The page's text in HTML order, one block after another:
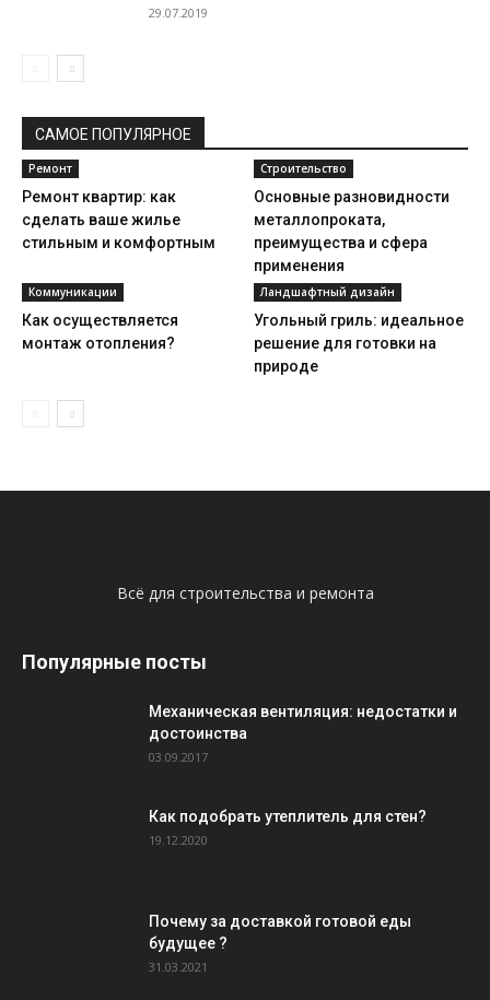
29.07.2019
САМОЕ ПОПУЛЯРНОЕ
Ремонт
Ремонт квартир: как
сделать ваше жилье
стильным и комфортным
Строительство
Основные разновидности
металлопроката,
преимущества и сфера
применения
Коммуникации
Как осуществляется
монтаж отопления?
Ландшафтный дизайн
Угольный гриль: идеальное
решение для готовки на
природе
Всё для строительства и ремонта
Популярные посты
Механическая вентиляция: недостатки и
достоинства
03.09.2017
Как подобрать утеплитель для стен?
19.12.2020
Почему за доставкой готовой еды
будущее ?
31.03.2021